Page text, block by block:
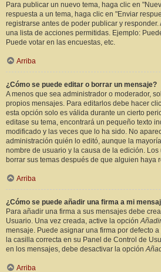
Para publicar un nuevo tema, haga clic en
respuesta a un tema, haga clic en "Enviar
registrarse antes de poder publicar y
una lista de acciones permitidas. Ejemplo:
Puede votar en las encuestas, etc.
Arriba
¿Cómo se puede editar o borrar un mensaje?
A menos que sea administrador o moderador,
propios mensajes. Para editarlos debe hacer
esta opción solo es válida durante un cierto
editase su tema, encontrará un pequeño texto
modificado y las veces que lo ha sido. No
administración quién lo editó, aunque la
nombre de usuario y la causa de la edición.
borrar sus temas después de que alguien haya
Arriba
¿Cómo se puede añadir una firma a mi
Para añadir una firma a sus mensajes debe
Usuario. Una vez creada, active la opción
mensaje. Puede asignar una firma por defecto
la casilla correcta en su Panel de Control de
en los mensajes, debe desactivar la opción
Arriba